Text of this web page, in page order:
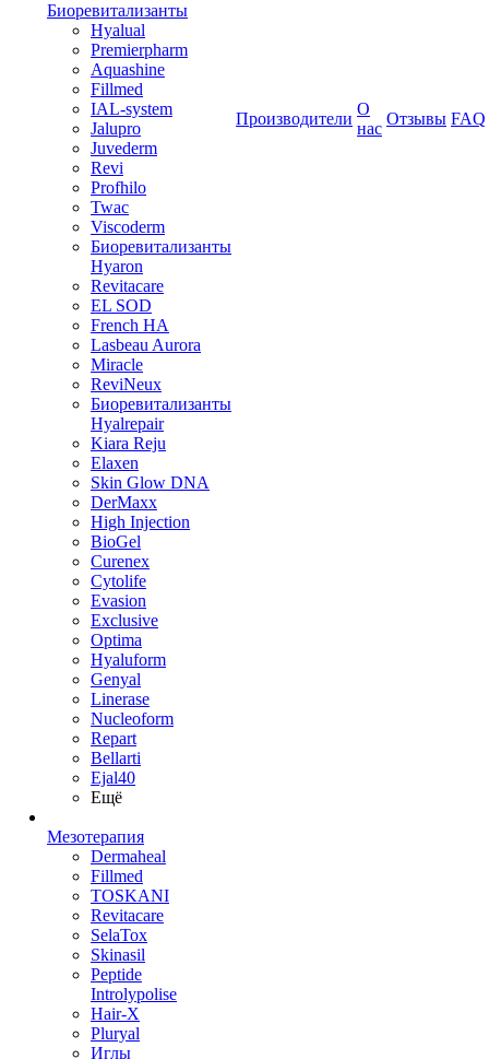
Биоревитализанты
Hyalual
Premierpharm
Aquashine
Fillmed
IAL-system
Jalupro
Juvederm
Revi
Profhilo
Twac
Viscoderm
Биоревитализанты
Hyaron
Revitacare
EL SOD
French HA
Lasbeau Aurora
Miracle
ReviNeux
Биоревитализанты
Hyalrepair
Kiara Reju
Elaxen
Skin Glow DNA
DerMaxx
High Injection
BioGel
Curenex
Cytolife
Evasion
Exclusive
Optima
Hyaluform
Genyal
Linerase
Nucleoform
Repart
Bellarti
Ejal40
Ещё
Мезотерапия
Dermaheal
Fillmed
TOSKANI
Revitacare
SelaTox
Skinasil
Peptide
Introlypolise
Hair-X
Pluryal
Иглы
Производители
О
нас
Отзывы FAQ